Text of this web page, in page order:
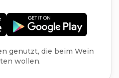
genutzt, die beim Wein
wollen.